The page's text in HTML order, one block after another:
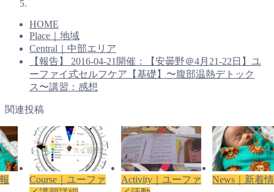
HOME
Place｜地域
Central｜中部エリア
【報告】 2016-04-21開催：【安曇野＠4月21-22日】ユ
ーファイ式セルフケア【基礎】〜腹部温熱デトック
ス〜講習：感想
関連投稿
Course｜ユーファ
Activity｜ユーファ
News｜新着